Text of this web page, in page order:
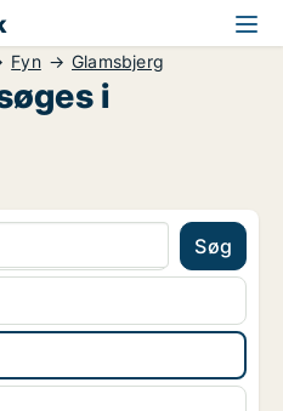
Fyn Glamsbjerg
i
Søg